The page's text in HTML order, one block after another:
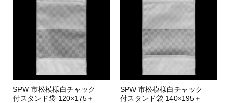
SPW 市松模様白チャック
付スタンド袋 120×175＋
SPW 市松模様白チャック
付スタンド袋 140×195＋